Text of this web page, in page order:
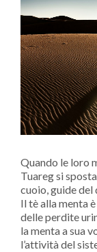
Quando le loro
Tuareg si
cuoio, guide
Il tè alla menta
delle perdite
la menta a sua
l’attività del